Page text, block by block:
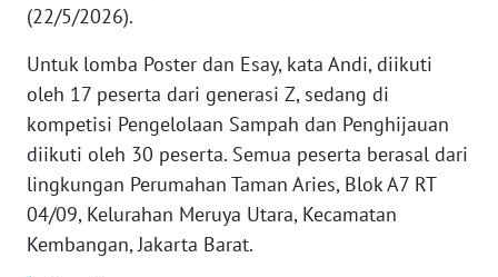
(22/5/2026).
Untuk lomba Poster dan Esay, kata Andi, diikuti
oleh 17 peserta dari generasi Z, sedang di
kompetisi Pengelolaan Sampah dan Penghijauan
diikuti oleh 30 peserta. Semua peserta berasal dari
lingkungan Perumahan Taman Aries, Blok A7 RT
04/09, Kelurahan Meruya Utara, Kecamatan
Kembangan, Jakarta Barat.
SUMBAR
WN
SUMSEL
WN
BENGKULU